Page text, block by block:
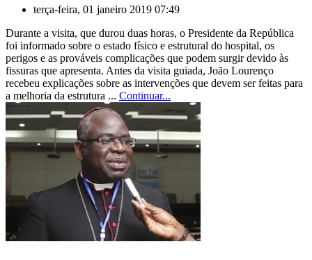
terça-feira, 01 janeiro 2019 07:49
Durante a visita, que durou duas horas, o Presidente da República
foi informado sobre o estado físico e estrutural do hospital, os
perigos e as prováveis complicações que podem surgir devido às
fissuras que apresenta. Antes da visita guiada, João Lourenço
recebeu explicações sobre as intervenções que devem ser feitas para
a melhoria da estrutura ... Continuar...